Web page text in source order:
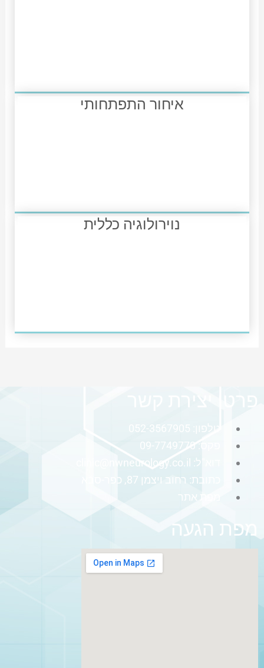
איחור התפתחותי
נוירולוגיה כללית
פרטי יצירת קשר
פקס: 09-7749770
דוא"ל: clinic@nwneurology.co.il
כתובת: רחוב ויצמן 87, כפר-סבא
מפת אתר
מפת הגעה